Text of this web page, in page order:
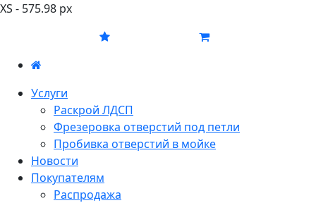
XS - 575.98 px
Услуги
Раскрой ЛДСП
Фрезеровка отверстий под петли
Пробивка отверстий в мойке
Новости
Покупателям
Распродажа